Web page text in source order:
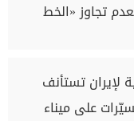
تجاوز «الخط
لإيران تستأنف
على ميناء